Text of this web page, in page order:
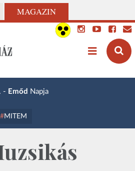
MAGAZIN
- Emőd Napja
MITEM